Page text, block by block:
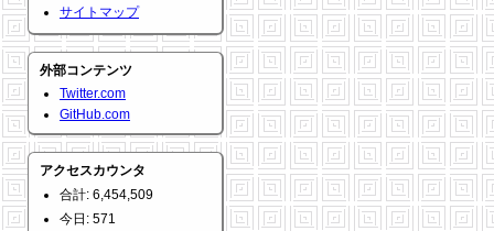
サイトマップ
外部コンテンツ
Twitter.com
GitHub.com
アクセスカウンタ
合計: 6,454,509
今日: 571